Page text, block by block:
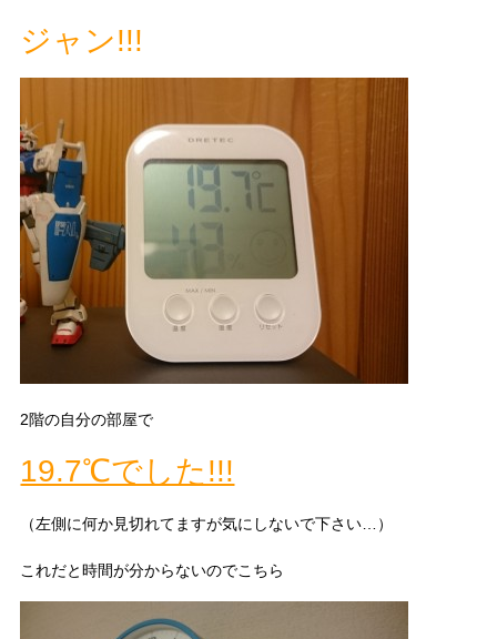
ジャン!!!
2階の自分の部屋で
19.7℃でした!!!
（左側に何か見切れてますが気にしないで下さい…）
これだと時間が分からないのでこちら